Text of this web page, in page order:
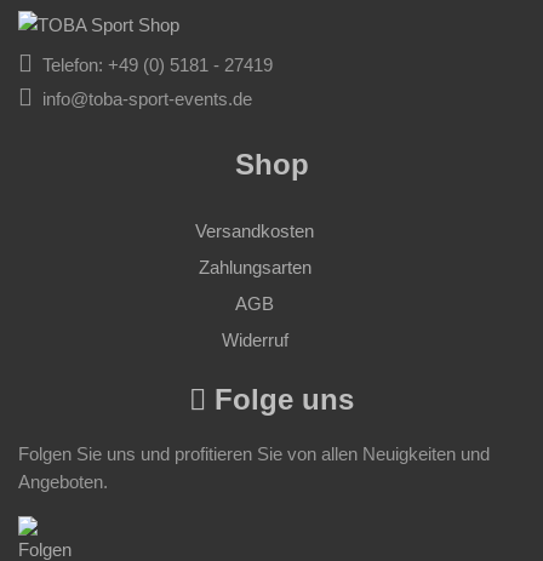
Telefon: +49 (0) 5181 - 27419
info@toba-sport-events.de
Shop
Versandkosten
Zahlungsarten
AGB
Widerruf
Folge uns
Folgen Sie uns und profitieren Sie von allen Neuigkeiten und
Angeboten.